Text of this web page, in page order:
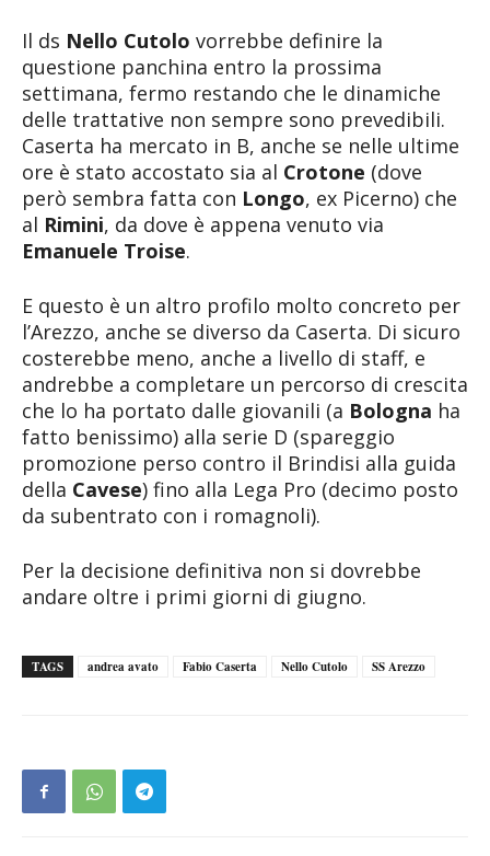
Il ds Nello Cutolo vorrebbe definire la
questione panchina entro la prossima
settimana, fermo restando che le dinamiche
delle trattative non sempre sono prevedibili.
Caserta ha mercato in B, anche se nelle ultime
ore è stato accostato sia al Crotone (dove
però sembra fatta con Longo, ex Picerno) che
al Rimini, da dove è appena venuto via
Emanuele Troise.
E questo è un altro profilo molto concreto per
l’Arezzo, anche se diverso da Caserta. Di sicuro
costerebbe meno, anche a livello di staff, e
andrebbe a completare un percorso di crescita
che lo ha portato dalle giovanili (a Bologna ha
fatto benissimo) alla serie D (spareggio
promozione perso contro il Brindisi alla guida
della Cavese) fino alla Lega Pro (decimo posto
da subentrato con i romagnoli).
Per la decisione definitiva non si dovrebbe
andare oltre i primi giorni di giugno.
TAGS andrea avato Fabio Caserta Nello Cutolo SS Arezzo